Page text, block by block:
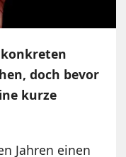
doch bevor
kurze
Jahren einen